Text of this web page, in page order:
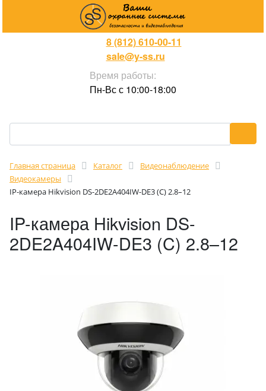
8 (812) 610-00-11
sale@y-ss.ru
Время работы:
Пн-Вс с 10:00-18:00
Главная страница Каталог
Видеонаблюдение
Видеокамеры
IP-камера Hikvision DS-2DE2A404IW-DE3 (C) 2.8–12
IP-камера Hikvision DS-
2DE2A404IW-DE3 (C) 2.8–12